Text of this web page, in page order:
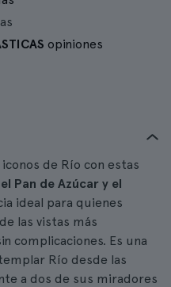
opiniones
de Río con estas
Pan de Azúcar y el
ideal para quienes
las vistas más
complicaciones. Es una
Río desde las
a dos de sus miradores